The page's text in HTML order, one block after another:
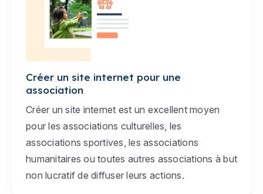
Créer un site internet pour une
association
Créer un site internet est un excellent moyen
pour les associations culturelles, les
associations sportives, les associations
humanitaires ou toutes autres associations à but
non lucratif de diffuser leurs actions.